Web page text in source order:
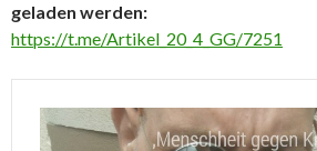
geladen werden:
https://t.me/Artikel_20_4_GG/7251